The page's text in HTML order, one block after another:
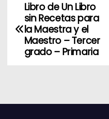
N
a
Libro de Un Libro
sin Recetas para
la Maestra y el
Maestro – Tercer
grado – Primaria